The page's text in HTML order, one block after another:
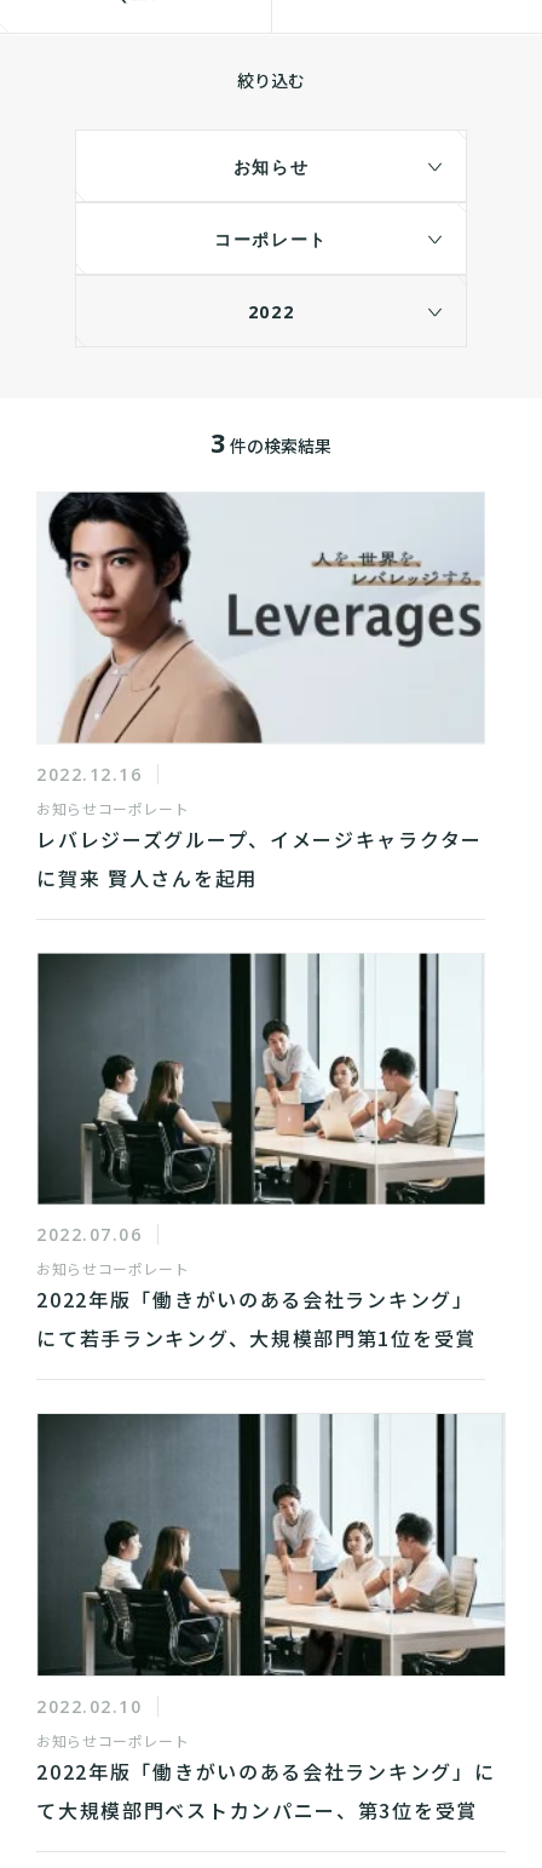
絞り込む
お知らせ
コーポレート
2022
3 件の検索結果
2022.12.16
お知らせ コーポレート
レバレジーズグループ、イメージキャラクター
に賀来 賢人さんを起用
2022.07.06
お知らせ コーポレート
2022年版「働きがいのある会社ランキング」
にて若手ランキング、大規模部門第1位を受賞
2022.02.10
お知らせ コーポレート
2022年版「働きがいのある会社ランキング」に
て大規模部門ベストカンパニー、第3位を受賞